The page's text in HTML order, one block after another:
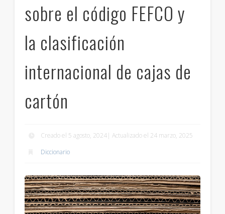
sobre el código FEFCO y
la clasificación
internacional de cajas de
cartón
Creado el 5 agosto, 2024| Actualizado el 24 marzo, 2025
Diccionario